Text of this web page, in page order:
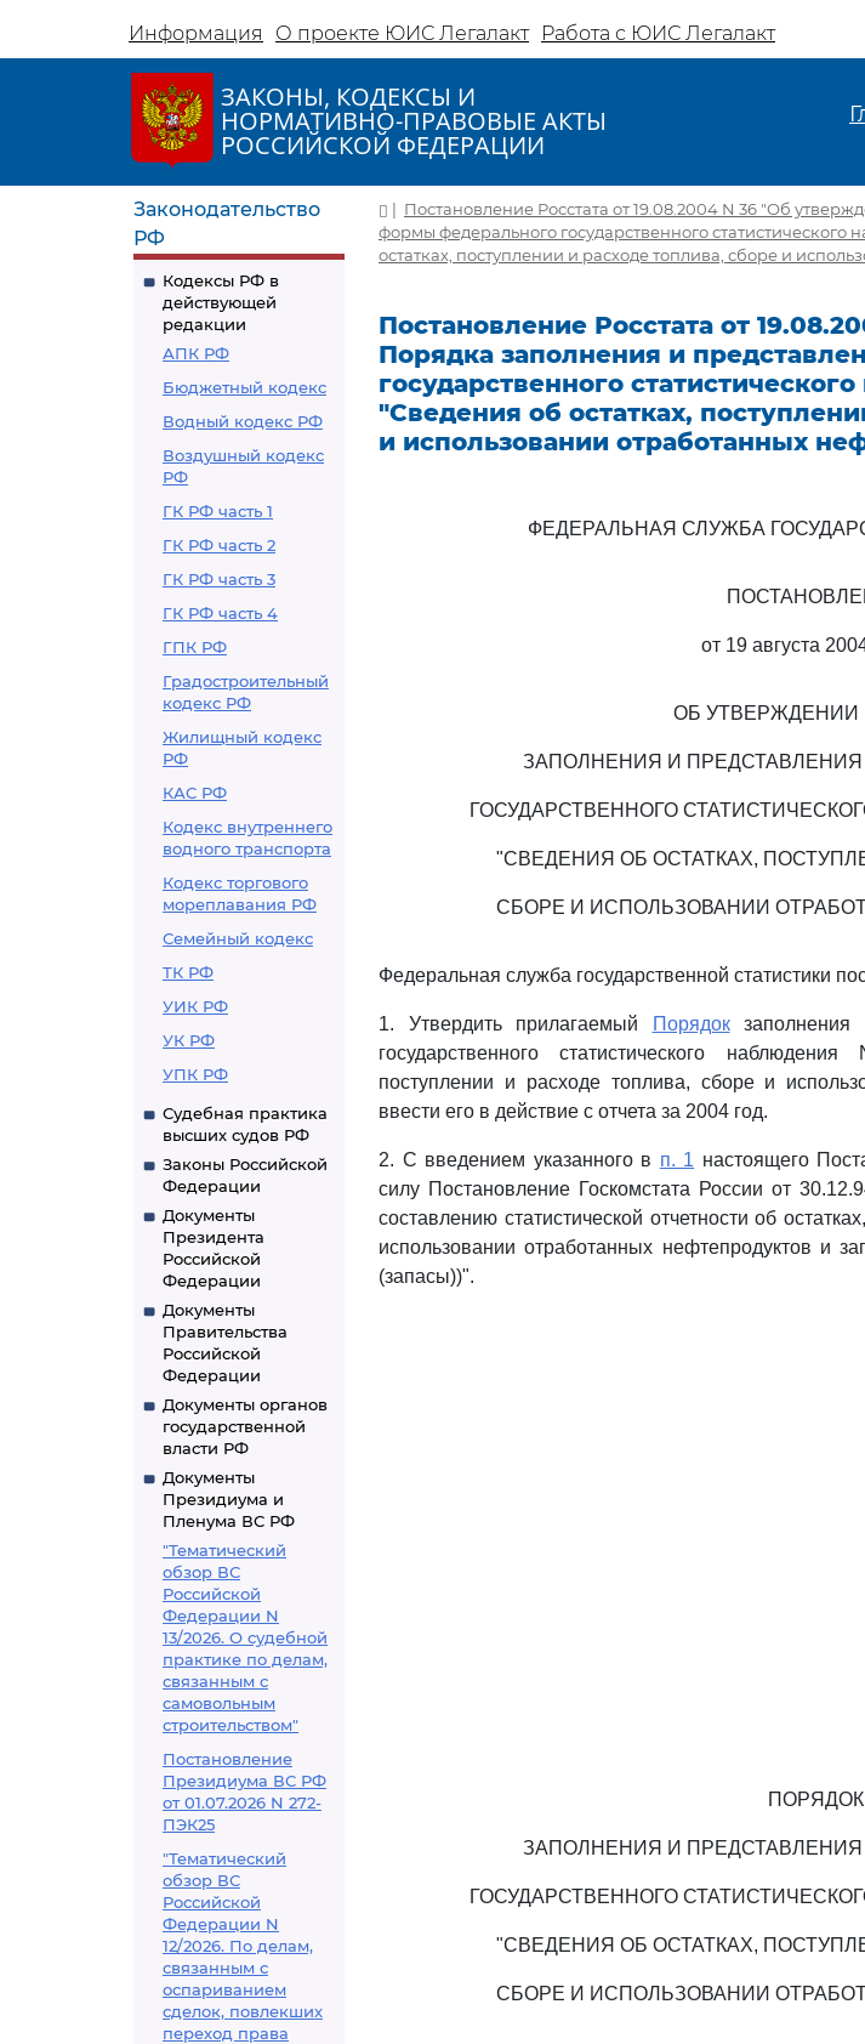
Информация О проекте ЮИС Легалакт Работа с ЮИС Легалакт
ЗАКОНЫ, КОДЕКСЫ И
НОРМАТИВНО-ПРАВОВЫЕ АКТЫ
РОССИЙСКОЙ ФЕДЕРАЦИИ
Законодательство
РФ
Кодексы РФ в
действующей
редакции
АПК РФ
Бюджетный кодекс
Водный кодекс РФ
Воздушный кодекс
РФ
ГК РФ часть 1
ГК РФ часть 2
ГК РФ часть 3
ГК РФ часть 4
ГПК РФ
Градостроительный
кодекс РФ
Жилищный кодекс
РФ
КАС РФ
Кодекс внутреннего
водного транспорта
Кодекс торгового
мореплавания РФ
Семейный кодекс
ТК РФ
УИК РФ
УК РФ
УПК РФ
Судебная практика
высших судов РФ
Законы Российской
Федерации
Документы
Президента
Российской
Федерации
Документы
Правительства
Российской
Федерации
Документы органов
государственной
власти РФ
Документы
Президиума и
Пленума ВС РФ
"Тематический
обзор ВС
Российской
Федерации N
13/2026. О судебной
практике по делам,
связанным с
самовольным
строительством"
Постановление
Президиума ВС РФ
от 01.07.2026 N 272-
ПЭК25
"Тематический
обзор ВС
Российской
Федерации N
12/2026. По делам,
связанным с
оспариванием
сделок, повлекших
переход права
| Постановление Росстата от 19.08.2004 N 36 "Об
формы федерального государственного
остатках, поступлении и расходе топлива, сборе и
Постановление Росстата от
Порядка заполнения и
государственного
"Сведения об остатках,
и использовании отработанных
ФЕДЕРАЛЬНАЯ СЛУЖБА
от 19 августа
ОБ УТВЕРЖДЕНИИ
ЗАПОЛНЕНИЯ И
ГОСУДАРСТВЕННОГО
"СВЕДЕНИЯ ОБ ОСТАТКАХ,
СБОРЕ И ИСПОЛЬЗОВАНИИ
Федеральная служба государственной статистики
1. Утвердить прилагаемый Порядокзаполнения
государственного статистического
поступлении и расходе топлива, сборе и
ввести его в действие с отчета за 2004 год.
2. С введением указанного в п. 1 настоящего
силу Постановление Госкомстата России от
составлению статистической отчетности об
использовании отработанных нефтепродуктов
(запасы))".
ПОРЯДОК
ЗАПОЛНЕНИЯ И
ГОСУДАРСТВЕННОГО
"СВЕДЕНИЯ ОБ ОСТАТКАХ,
СБОРЕ И ИСПОЛЬЗОВАНИИ